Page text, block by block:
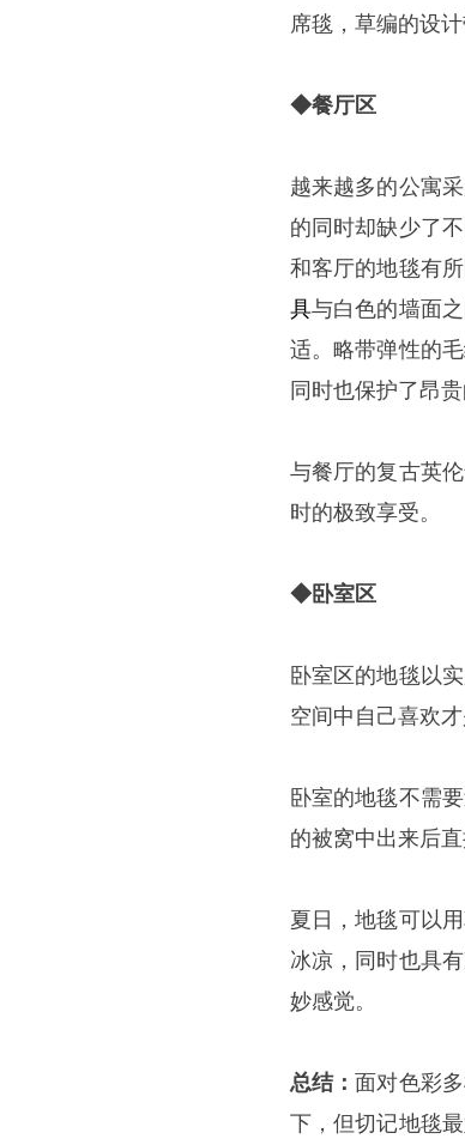
席毯，草编的设
◆餐厅区
越来越多的公寓采
的同时却缺少了
和客厅的地毯有
具与白色的墙面
适。略带弹性的
同时也保护了昂贵
与餐厅的复古英
时的极致享受。
◆卧室区
卧室区的地毯以
空间中自己喜欢才
卧室的地毯不需
的被窝中出来后
夏日，地毯可以
冰凉，同时也具
妙感觉。
总结： 面对色彩
下，但切记地毯